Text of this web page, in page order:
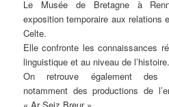
Le Musée de Bretagne à
exposition temporaire aux relations
Celte.
Elle confronte les connaissances
linguistique et au niveau de l’histoire.
On retrouve également des
notamment des productions de